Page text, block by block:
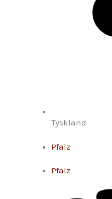
Tyskland
Pfalz
Pfalz